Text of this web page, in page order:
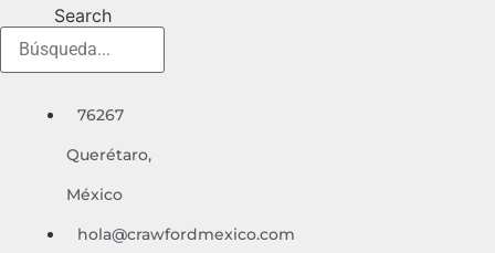
contenido
Search
76267
Querétaro,
México
hola@crawfordmexico.com